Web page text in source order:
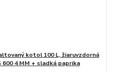
kotol 100 L, žiaruvzdorná
600 4 MM + sladká paprika